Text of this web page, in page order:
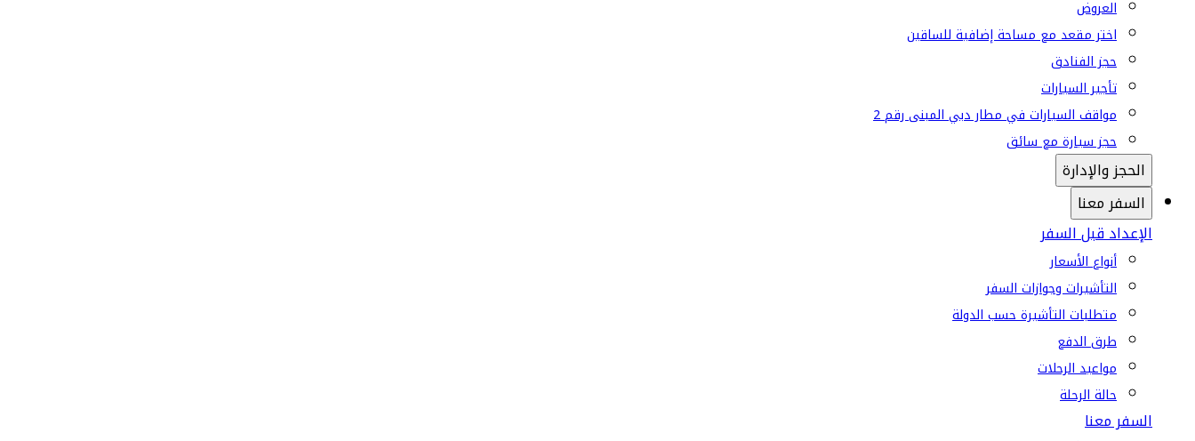
العروض
اختر مقعد مع مساحة إضافية للساقين
حجز الفنادق
تأجير السيارات
مواقف السيارات في مطار دبي المبنى رقم 2
حجز سيارة مع سائق
الحجز والإدارة
السفر معنا
الإعداد قبل السفر
أنواع الأسعار
التأشيرات وجوازات السفر
متطلبات التأشيرة حسب الدولة
طرق الدفع
مواعيد الرحلات
حالة الرحلة
السفر معنا